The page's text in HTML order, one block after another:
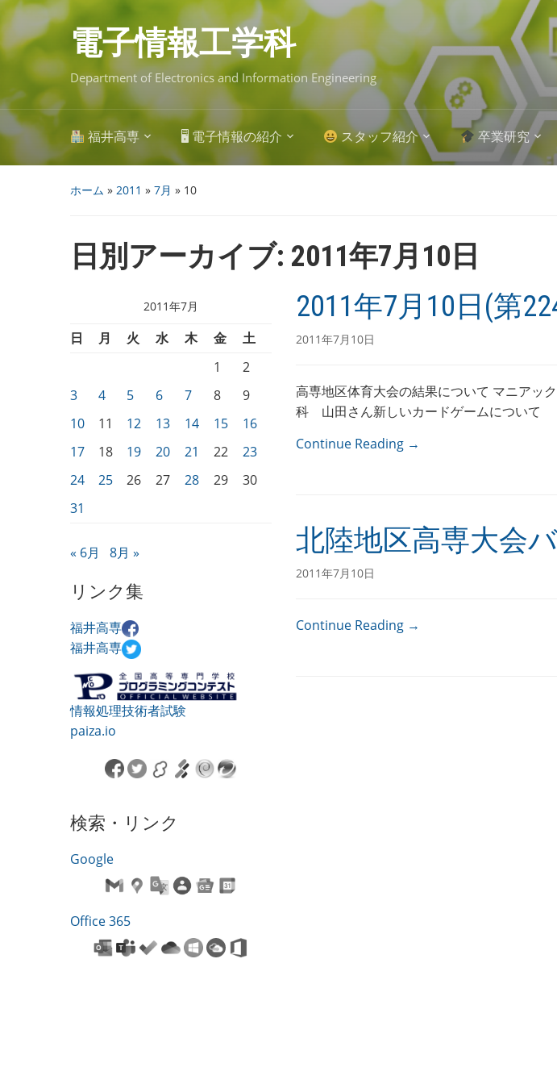
Skip
to
main
content 電子情報工学科
Department of Electronics and Information Engineering
福井高専 🖥 電子情報の紹介 スタッフ紹介 卒業研究
ホーム » 2011 » 7月 » 10
日別アーカイブ: 2011年7月10日
2011年7月
日 月 火 水 木 金
土
1
2
3
4 5 6 7 8
9
10
11 12 13 14 15
16
17
18 19 20 21 22
23
24
25 26 27 28 29
30
31
« 6月 8月 »
リンク集
福井高専
福井高専
情報処理技術者試験
paiza.io
検索・リンク
Google
Office 365
2011年7月10日(第
2011年7月10日
高専地区体育大会の結果について マニア
科 山田さん新しいカードゲームについて
Continue Reading →
北陸地区高専大会
2011年7月10日
Continue Reading →